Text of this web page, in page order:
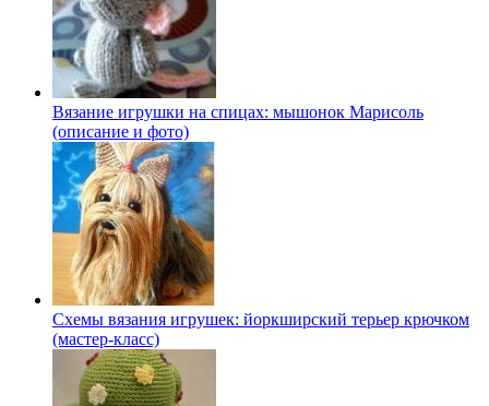
Вязание игрушки на спицах: мышонок Марисоль
(описание и фото)
Схемы вязания игрушек: йоркширский терьер крючком
(мастер-класс)